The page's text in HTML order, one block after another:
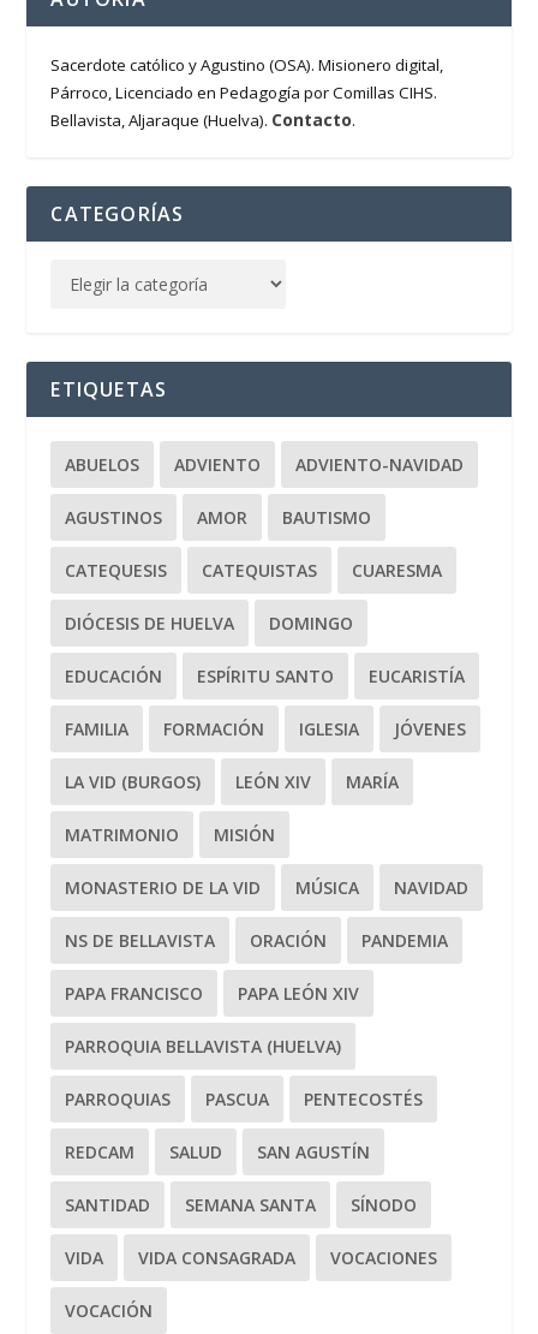
Sacerdote católico y Agustino (OSA). Misionero digital,
Párroco, Licenciado en Pedagogía por Comillas CIHS.
Bellavista, Aljaraque (Huelva). Contacto.
CATEGORÍAS
ETIQUETAS
ABUELOS ADVIENTO ADVIENTO-NAVIDAD
AGUSTINOS AMOR BAUTISMO
CATEQUESIS CATEQUISTAS CUARESMA
DIÓCESIS DE HUELVA DOMINGO
EDUCACIÓN ESPÍRITU SANTO EUCARISTÍA
FAMILIA FORMACIÓN IGLESIA JÓVENES
LA VID (BURGOS) LEÓN XIV MARÍA
MATRIMONIO MISIÓN
MONASTERIO DE LA VID MÚSICA NAVIDAD
NS DE BELLAVISTA ORACIÓN PANDEMIA
PAPA FRANCISCO PAPA LEÓN XIV
PARROQUIA BELLAVISTA (HUELVA)
PARROQUIAS PASCUA PENTECOSTÉS
REDCAM SALUD SAN AGUSTÍN
SANTIDAD SEMANA SANTA SÍNODO
VIDA VIDA CONSAGRADA VOCACIONES
VOCACIÓN